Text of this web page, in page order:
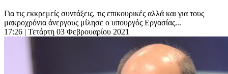
Για τις εκκρεμείς συντάξεις, τις επικουρικές αλλά και για τους
μακροχρόνια άνεργους μίλησε ο υπουργός Εργασίας...
17:26 | Τετάρτη 03 Φεβρουαρίου 2021